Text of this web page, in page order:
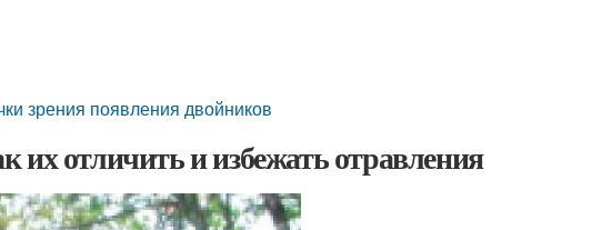
зрения появления двойников
их отличить и избежать отравления